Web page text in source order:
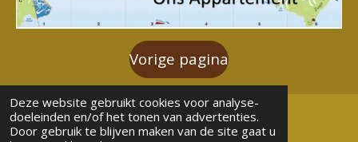
Deze website gebruikt cookies voor analyse-
doeleinden en/of het tonen van advertenties.
Door gebruik te blijven maken van de site gaat u
Vorige pagina
©2026 Vakantiehuisje-Benidorm